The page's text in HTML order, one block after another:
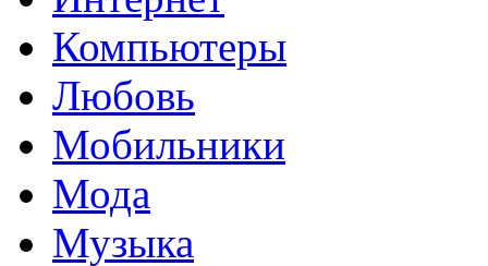
Компьютеры
Любовь
Мобильники
Мода
Музыка